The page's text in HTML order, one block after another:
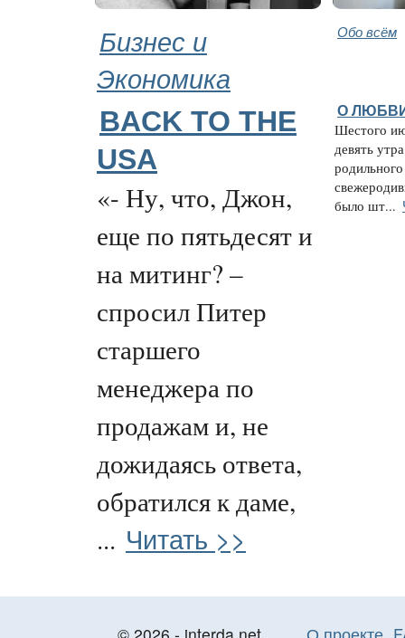
Бизнес и
Экономика
Обо всём
BACK TO THE
USA
«- Ну, что, Джон,
еще по пятьдесят и
на митинг? –
спросил Питер
старшего
менеджера по
продажам и, не
дожидаясь ответа,
обратился к даме,
... Читать >>
О
Шестого
девять
было шт...